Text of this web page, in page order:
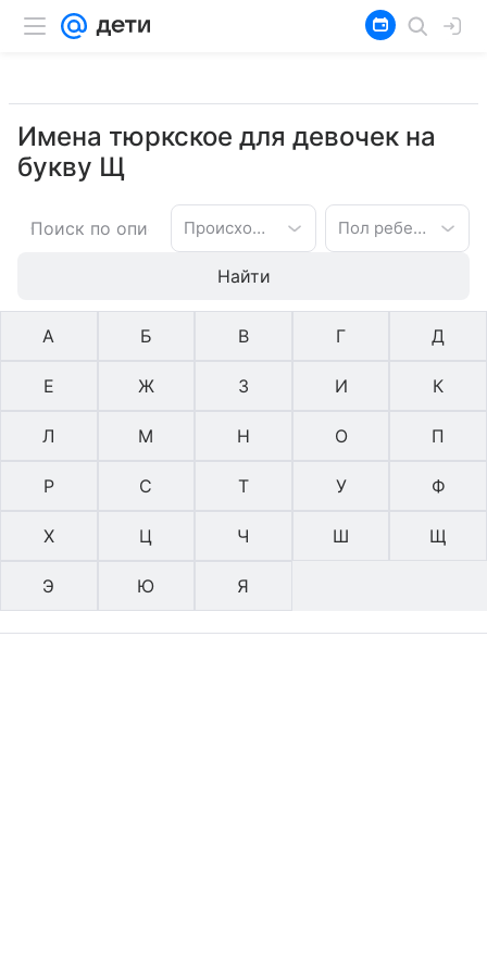
Имена тюркское для девочек на
букву Щ
Происхождение имени Пол ребенка
Найти
А Б В Г Д
Е Ж З И К
Л М Н О П
Р С Т У Ф
Х Ц Ч Ш Щ
Э Ю Я